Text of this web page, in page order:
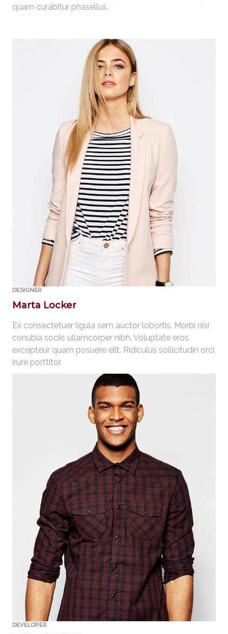
quam curabitur phasellus.
DESIGNER
Marta Locker
Ex consectetuer ligula sem auctor lobortis. Morbi nisi
conubia sociis ullamcorper nibh. Voluptate eros
excepteur quam posuere elit. Ridiculus sollicitudin orci
irure porttitor.
DEVELOPER